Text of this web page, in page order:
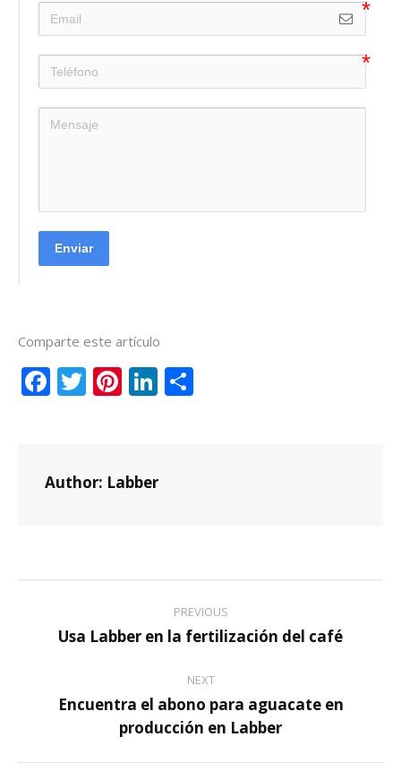
Enviar
Comparte este artículo
Facebook
Twitter
Pinterest
LinkedIn
Author: Labber
navigation
PREVIOUS
Previous
Usa Labber en la fertilización del café
NEXT
Next
post:
Encuentra el abono para aguacate en
producción en Labber